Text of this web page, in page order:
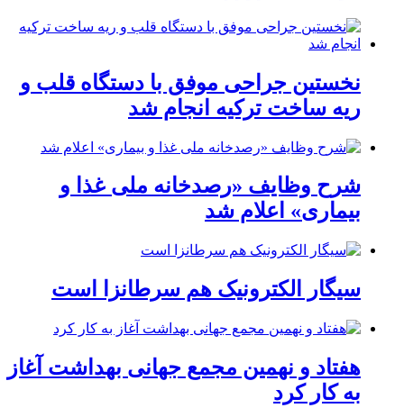
نخستین جراحی موفق با دستگاه قلب و
ریه ساخت ترکیه انجام شد
شرح وظایف «رصدخانه ملی غذا و
بیماری» اعلام شد
سیگار الکترونیک هم سرطانزا است
هفتاد و نهمین مجمع جهانی بهداشت آغاز
به کار کرد